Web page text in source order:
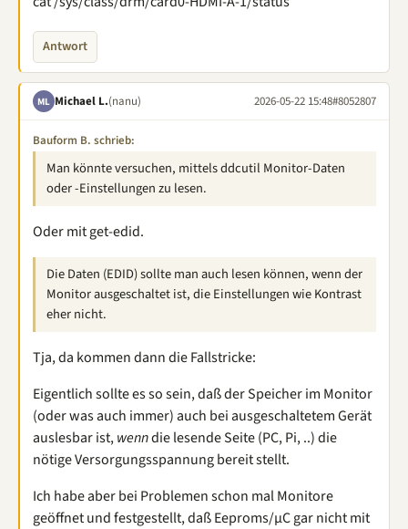
Antwort
ML Michael L.(nanu) 2026-05-22 15:48#8052807
Bauform B. schrieb:
Man könnte versuchen, mittels ddcutil Monitor-Daten
oder -Einstellungen zu lesen.
Oder mit get-edid.
Die Daten (EDID) sollte man auch lesen können, wenn der
Monitor ausgeschaltet ist, die Einstellungen wie Kontrast
eher nicht.
Tja, da kommen dann die Fallstricke:
Eigentlich sollte es so sein, daß der Speicher im Monitor
(oder was auch immer) auch bei ausgeschaltetem Gerät
auslesbar ist,wenndie lesende Seite (PC, Pi, ..) die
nötige Versorgungsspannung bereit stellt.
Ich habe aber bei Problemen schon mal Monitore
geöffnet und festgestellt, daß Eeproms/µC gar nicht mit